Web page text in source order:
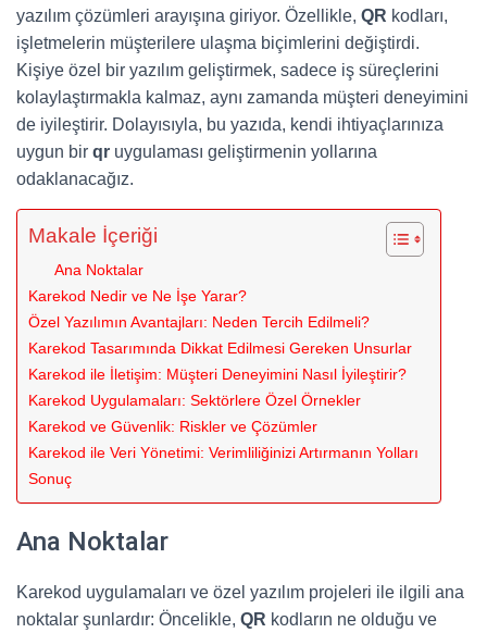
yazılım çözümleri arayışına giriyor. Özellikle, QR kodları,
işletmelerin müşterilere ulaşma biçimlerini değiştirdi.
Kişiye özel bir yazılım geliştirmek, sadece iş süreçlerini
kolaylaştırmakla kalmaz, aynı zamanda müşteri deneyimini
de iyileştirir. Dolayısıyla, bu yazıda, kendi ihtiyaçlarınıza
uygun bir qr uygulaması geliştirmenin yollarına
odaklanacağız.
Makale İçeriği
Ana Noktalar
Karekod Nedir ve Ne İşe Yarar?
Özel Yazılımın Avantajları: Neden Tercih Edilmeli?
Karekod Tasarımında Dikkat Edilmesi Gereken Unsurlar
Karekod ile İletişim: Müşteri Deneyimini Nasıl İyileştirir?
Karekod Uygulamaları: Sektörlere Özel Örnekler
Karekod ve Güvenlik: Riskler ve Çözümler
Karekod ile Veri Yönetimi: Verimliliğinizi Artırmanın Yolları
Sonuç
Ana Noktalar
Karekod uygulamaları ve özel yazılım projeleri ile ilgili ana
noktalar şunlardır: Öncelikle, QR kodların ne olduğu ve